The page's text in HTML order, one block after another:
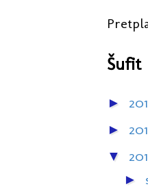
Šufit
►
►
▼
►